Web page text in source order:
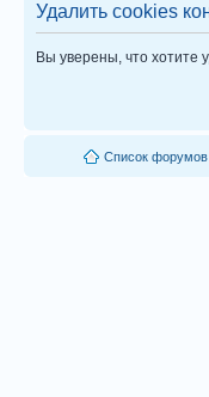
Удалить cookies
Вы уверены, что хотите
Список форумов